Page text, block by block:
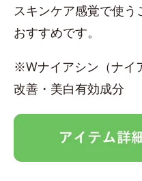
スキンケア感覚で使
おすすめです。
※Wナイアシン（ナイ
改善・美白有効成分